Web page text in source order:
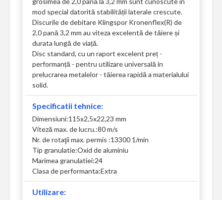
mod special datorită stabilității laterale crescute.
Discurile de debitare Klingspor Kronenflex(R) de
2,0 pană 3,2 mm au viteza excelentă de tăiere și
durata lungă de viață.
Disc standard, cu un raport excelent preț -
performanță - pentru utilizare universală in
prelucrarea metalelor - tăierea rapidă a materialului
solid.
Specificatii tehnice:
Dimensiuni:115x2,5x22,23 mm
Viteză max. de lucru.:80 m/s
Nr. de rotaţii max. permis :13300 1/min
Tip granulatie:Oxid de aluminiu
Marimea granulatiei:24
Clasa de performanta:Extra
Utilizare: